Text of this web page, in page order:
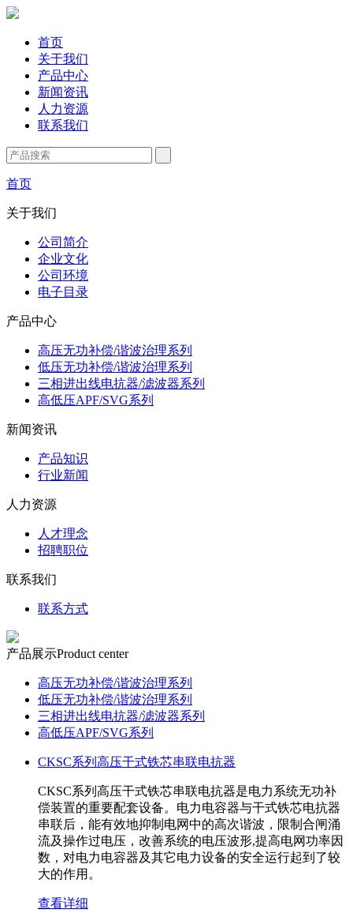
首页
关于我们
产品中心
新闻资讯
人力资源
联系我们
首页
关于我们
公司简介
企业文化
公司环境
电子目录
产品中心
高压无功补偿/谐波治理系列
低压无功补偿/谐波治理系列
三相进出线电抗器/滤波器系列
高低压APF/SVG系列
新闻资讯
产品知识
行业新闻
人力资源
人才理念
招聘职位
联系我们
联系方式
产品展示Product center
高压无功补偿/谐波治理系列
低压无功补偿/谐波治理系列
三相进出线电抗器/滤波器系列
高低压APF/SVG系列
CKSC系列高压干式铁芯串联电抗器
CKSC系列高压干式铁芯串联电抗器是电力系统无功补
偿装置的重要配套设备。电力电容器与干式铁芯电抗器
串联后，能有效地抑制电网中的高次谐波，限制合闸涌
流及操作过电压，改善系统的电压波形,提高电网功率因
数，对电力电容器及其它电力设备的安全运行起到了较
大的作用。
查看详细